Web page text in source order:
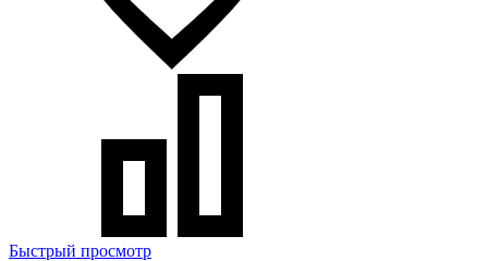
Быстрый просмотр